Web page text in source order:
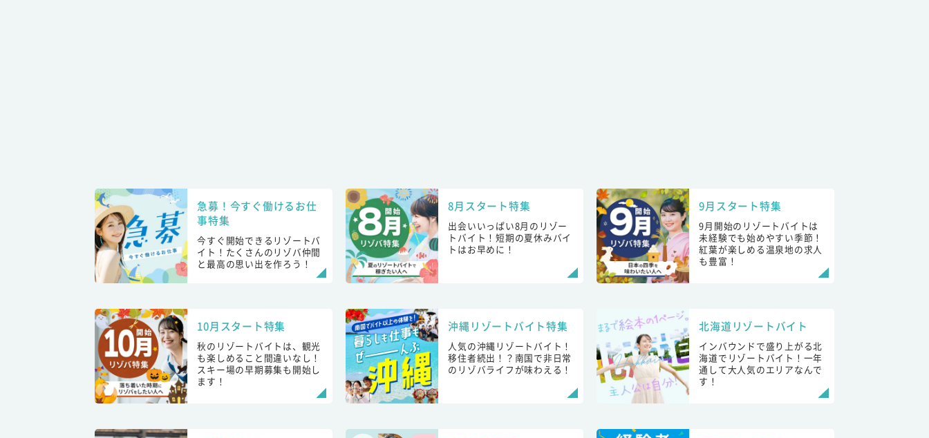
急募！今すぐ働けるお仕
事特集
今すぐ開始できるリゾートバ
イト！たくさんのリゾバ仲間
と最高の思い出を作ろう！
8月スタート特集
出会いいっぱい8月のリゾー
トバイト！短期の夏休みバイ
トはお早めに！
9月スタート特集
9月開始のリゾートバイトは
未経験でも始めやすい季節！
紅葉が楽しめる温泉地の求人
も豊富！
10月スタート特集
秋のリゾートバイトは、観光
も楽しめること間違いなし！
スキー場の早期募集も開始し
ます！
沖縄リゾートバイト特集
人気の沖縄リゾートバイト！
移住者続出！？南国で非日常
のリゾバライフが味わえる！
北海道リゾートバイト
インバウンドで盛り上がる北
海道でリゾートバイト！一年
通して大人気のエリアなんで
す！